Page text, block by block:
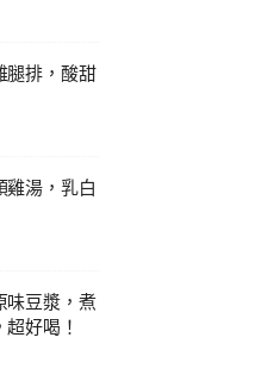
腿排，酸甜
雞湯，乳白
味豆漿，煮
好喝！